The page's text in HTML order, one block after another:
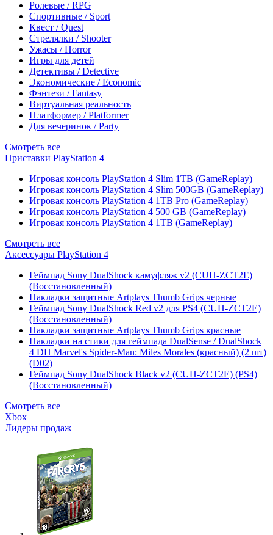
Ролевые / RPG
Спортивные / Sport
Квест / Quest
Стрелялки / Shooter
Ужасы / Horror
Игры для детей
Детективы / Detective
Экономические / Economic
Фэнтези / Fantasy
Виртуальная реальность
Платформер / Platformer
Для вечеринок / Party
Смотреть все
Приставки PlayStation 4
Игровая консоль PlayStation 4 Slim 1TB (GameReplay)
Игровая консоль PlayStation 4 Slim 500GB (GameReplay)
Игровая консоль PlayStation 4 1TB Pro (GameReplay)
Игровая консоль PlayStation 4 500 GB (GameReplay)
Игровая консоль PlayStation 4 1TB (GameReplay)
Смотреть все
Аксессуары PlayStation 4
Геймпад Sony DualShock камуфляж v2 (CUH-ZCT2E)
(Восстановленный)
Накладки защитные Artplays Thumb Grips черные
Геймпад Sony DualShock Red v2 для PS4 (CUH-ZCT2E)
(Восстановленный)
Накладки защитные Artplays Thumb Grips красные
Накладки на стики для геймпада DualSense / DualShock
4 DH Marvel's Spider-Man: Miles Morales (красный) (2 шт)
(D02)
Геймпад Sony DualShock Black v2 (CUH-ZCT2E) (PS4)
(Восстановленный)
Смотреть все
Xbox
Лидеры продаж